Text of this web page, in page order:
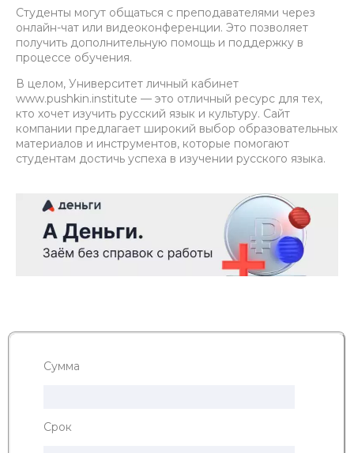
Студенты могут общаться с преподавателями через
онлайн-чат или видеоконференции. Это позволяет
получить дополнительную помощь и поддержку в
процессе обучения.
В целом, Университет личный кабинет
www.pushkin.institute — это отличный ресурс для тех,
кто хочет изучить русский язык и культуру. Сайт
компании предлагает широкий выбор образовательных
материалов и инструментов, которые помогают
студентам достичь успеха в изучении русского языка.
Сумма
Срок